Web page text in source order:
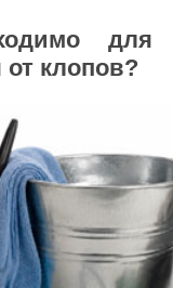
для
клопов?